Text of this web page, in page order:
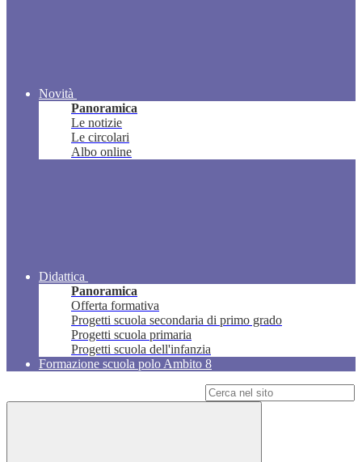
Novità
Panoramica
Le notizie
Le circolari
Albo online
Didattica
Panoramica
Offerta formativa
Progetti scuola secondaria di primo grado
Progetti scuola primaria
Progetti scuola dell'infanzia
Formazione scuola polo Ambito 8